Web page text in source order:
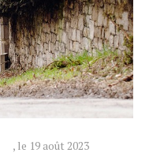
, le 19 août 2023